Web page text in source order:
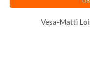
Vesa-Matti